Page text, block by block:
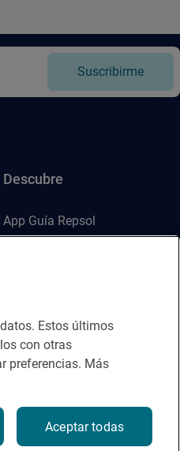
Suscribirme
Descubre
App Guía Repsol
Estos últimos
con otras
preferencias. Más
Aceptar todas